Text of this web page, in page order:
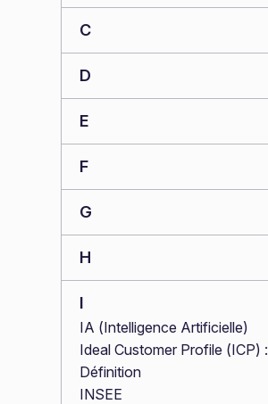
C
D
E
F
G
H
I
IA (Intelligence Artificielle)
Ideal Customer Profile (ICP) :
Définition
INSEE